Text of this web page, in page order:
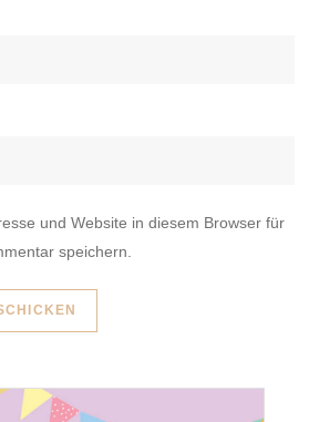
und Website in diesem Browser für
speichern.